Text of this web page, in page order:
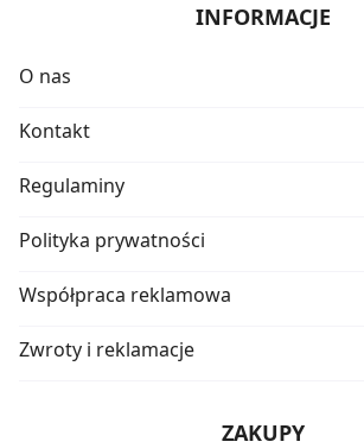
INFORMACJE
O nas
Kontakt
Regulaminy
Polityka prywatności
Współpraca reklamowa
Zwroty i reklamacje
ZAKUPY